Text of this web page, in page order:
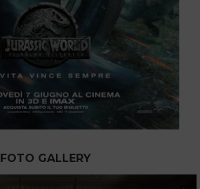
FOTO GALLERY